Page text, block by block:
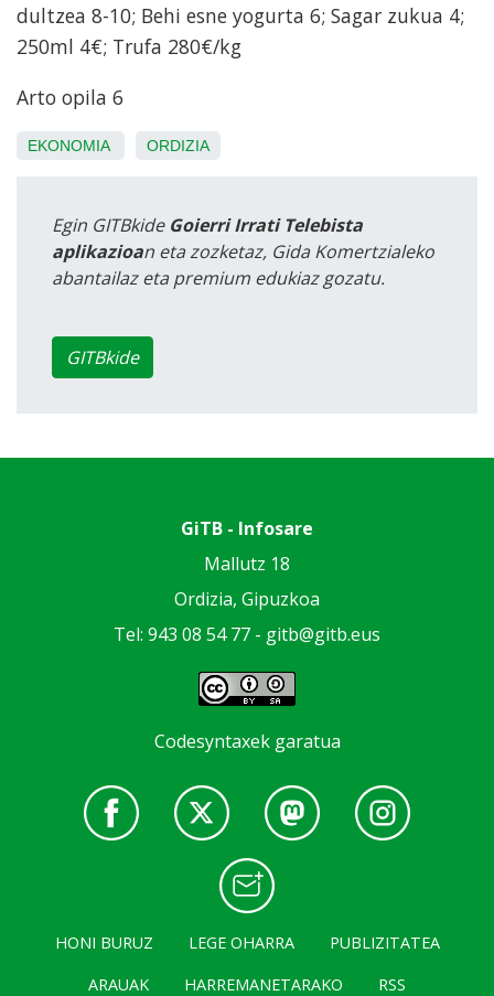
dultzea 8-10; Behi esne yogurta 6; Sagar zukua 4;
250ml 4€; Trufa 280€/kg
Arto opila 6
EKONOMIA ORDIZIA
Egin GITBkide Goierri Irrati Telebista
aplikazioan eta zozketaz, Gida Komertzialeko
abantailaz eta premium edukiaz gozatu.
GITBkide
GiTB - Infosare
Mallutz 18
Ordizia, Gipuzkoa
Tel: 943 08 54 77 - gitb@gitb.eus
Codesyntaxek garatua
HONI BURUZ LEGE OHARRA
PUBLIZITATEA
ARAUAK
HARREMANETARAKO RSS